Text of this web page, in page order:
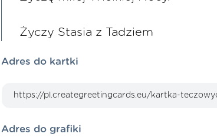
Życzy Stasia z Tadziem
Adres do kartki
Adres do grafiki